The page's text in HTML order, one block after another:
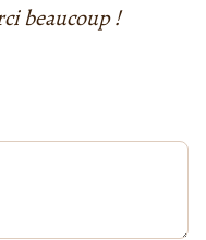
beaucoup !